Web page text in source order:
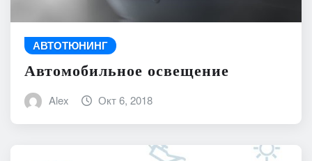
АВТОТЮНИНГ
Автомобильное освещение
Alex Окт 6, 2018